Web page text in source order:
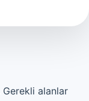
Gerekli alanlar